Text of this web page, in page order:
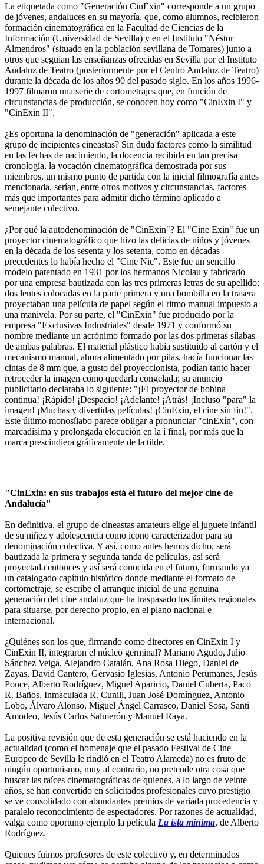
La etiquetada como "Generación CinExin" corresponde a un grupo
de jóvenes, andaluces en su mayoría, que, como alumnos, recibieron
formación cinematográfica en la Facultad de Ciencias de la
Información (Universidad de Sevilla) y en el Instituto "Néstor
Almendros" (situado en la población sevillana de Tomares) junto a
otros que seguían las enseñanzas ofrecidas en Sevilla por el Instituto
Andaluz de Teatro (posteriormente por el Centro Andaluz de Teatro)
durante la década de los años 90 del pasado siglo. En los años 1996-
1997 filmaron una serie de cortometrajes que, en función de
circunstancias de producción, se conocen hoy como "CinExin I" y
"CinExin II".
¿Es oportuna la denominación de "generación" aplicada a este
grupo de incipientes cineastas? Sin duda factores como la similitud
en las fechas de nacimiento, la docencia recibida en tan precisa
cronología, la vocación cinematográfica demostrada por sus
miembros, un mismo punto de partida con la inicial filmografía antes
mencionada, serían, entre otros motivos y circunstancias, factores
más que importantes para admitir dicho término aplicado a
semejante colectivo.
¿Por qué la autodenominación de "CinExin"? El "Cine Exin" fue un
proyector cinematográfico que hizo las delicias de niños y jóvenes
en la década de los sesenta y los setenta, como en décadas
precedentes lo había hecho el "Cine Nic". Este fue un sencillo
modelo patentado en 1931 por los hermanos Nicolau y fabricado
por una empresa bautizada con las tres primeras letras de su apellido;
dos lentes colocadas en la parte primera y una bombilla en la trasera
proyectaban una película de papel según el ritmo manual impuesto a
una manivela. Por su parte, el "CinExin" fue producido por la
empresa "Exclusivas Industriales" desde 1971 y conformó su
nombre mediante un acrónimo formado por las dos primeras sílabas
de ambas palabras. El material plástico había sustituido al cartón y el
mecanismo manual, ahora alimentado por pilas, hacía funcionar las
cintas de 8 mm que, a gusto del proyeccionista, podían tanto hacer
retroceder la imagen como quedarla congelada; su anuncio
publicitario declaraba lo siguiente: "¡El proyector de bobina
continua! ¡Rápido! ¡Despacio! ¡Adelante! ¡Atrás! ¡Incluso "para" la
imagen! ¡Muchas y divertidas películas! ¡CinExin, el cine sin fin!".
Este último monosílabo parece obligar a pronunciar "cinExín", con
marcadísima y prolongada elocución en la í final, por más que la
marca prescindiera gráficamente de la tilde.
"CinExin: en sus trabajos está el futuro del mejor cine de
Andalucía"
En definitiva, el grupo de cineastas amateurs elige el juguete infantil
de su niñez y adolescencia como icono caracterizador para su
denominación colectiva. Y así, como antes hemos dicho, será
bautizada la primera y segunda tanda de películas, así será
proyectada entonces y así será conocida en el futuro, formando ya
un catalogado capítulo histórico donde mediante el formato de
cortometraje, se escribe el arranque inicial de una genuina
generación del cine andaluz que ha traspasado los límites regionales
para situarse, por derecho propio, en el plano nacional e
internacional.
¿Quiénes son los que, firmando como directores en CinExin I y
CinExin II, integraron el núcleo germinal? Mariano Agudo, Julio
Sánchez Veiga, Alejandro Catalán, Ana Rosa Diego, Daniel de
Zayas, David Cantero, Gervasio Iglesias, Antonio Perumanes, Jesús
Ponce, Alberto Rodríguez, Miguel Aparicio, Daniel Cuberta, Paco
R. Baños, Inmaculada R. Cunill, Juan José Domínguez, Antonio
Lobo, Álvaro Alonso, Miguel Ángel Carrasco, Daniel Sosa, Santi
Amodeo, Jesús Carlos Salmerón y Manuel Raya.
La positiva revisión que de esta generación se está haciendo en la
actualidad (como el homenaje que el pasado Festival de Cine
Europeo de Sevilla le rindió en el Teatro Alameda) no es fruto de
ningún oportunismo, muy al contrario, no pretende otra cosa que
buscar las raíces cinematográficas de quienes, a lo largo de veinte
años, se han convertido en solicitados profesionales cuyo prestigio
se ve consolidado con abundantes premios de variada procedencia y
paralelo reconocimiento de espectadores. Por razones de actualidad,
valga como oportuno ejemplo la película La isla mínima, de Alberto
Rodríguez.
Quienes fuimos profesores de este colectivo y, en determinados